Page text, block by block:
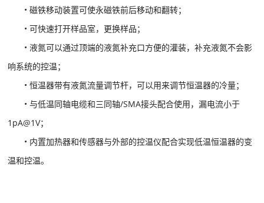
• 磁铁移动装置可使永磁铁前后移动和翻转；
• 可快速打开样品室，更换样品；
• 液氮可以通过顶端的液氮补充口方便的灌装，补充液氮不会影
响系统的控温；
• 恒温器带有液氮流量调节杆，可以用来调节恒温器的冷量；
• 与低温同轴电缆和三同轴/SMA接头配合使用，漏电流小于
1pA@1V；
• 内置加热器和传感器与外部的控温仪配合实现低温恒温器的变
温和控温。